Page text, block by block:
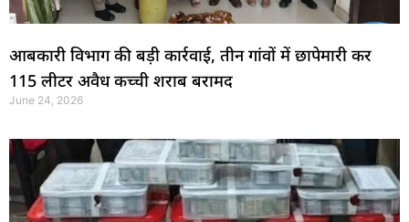
आबकारी विभाग की बड़ी कार्रवाई, तीन गांवों में छापेमारी कर
115 लीटर अवैध कच्ची शराब बरामद
June 24, 2026